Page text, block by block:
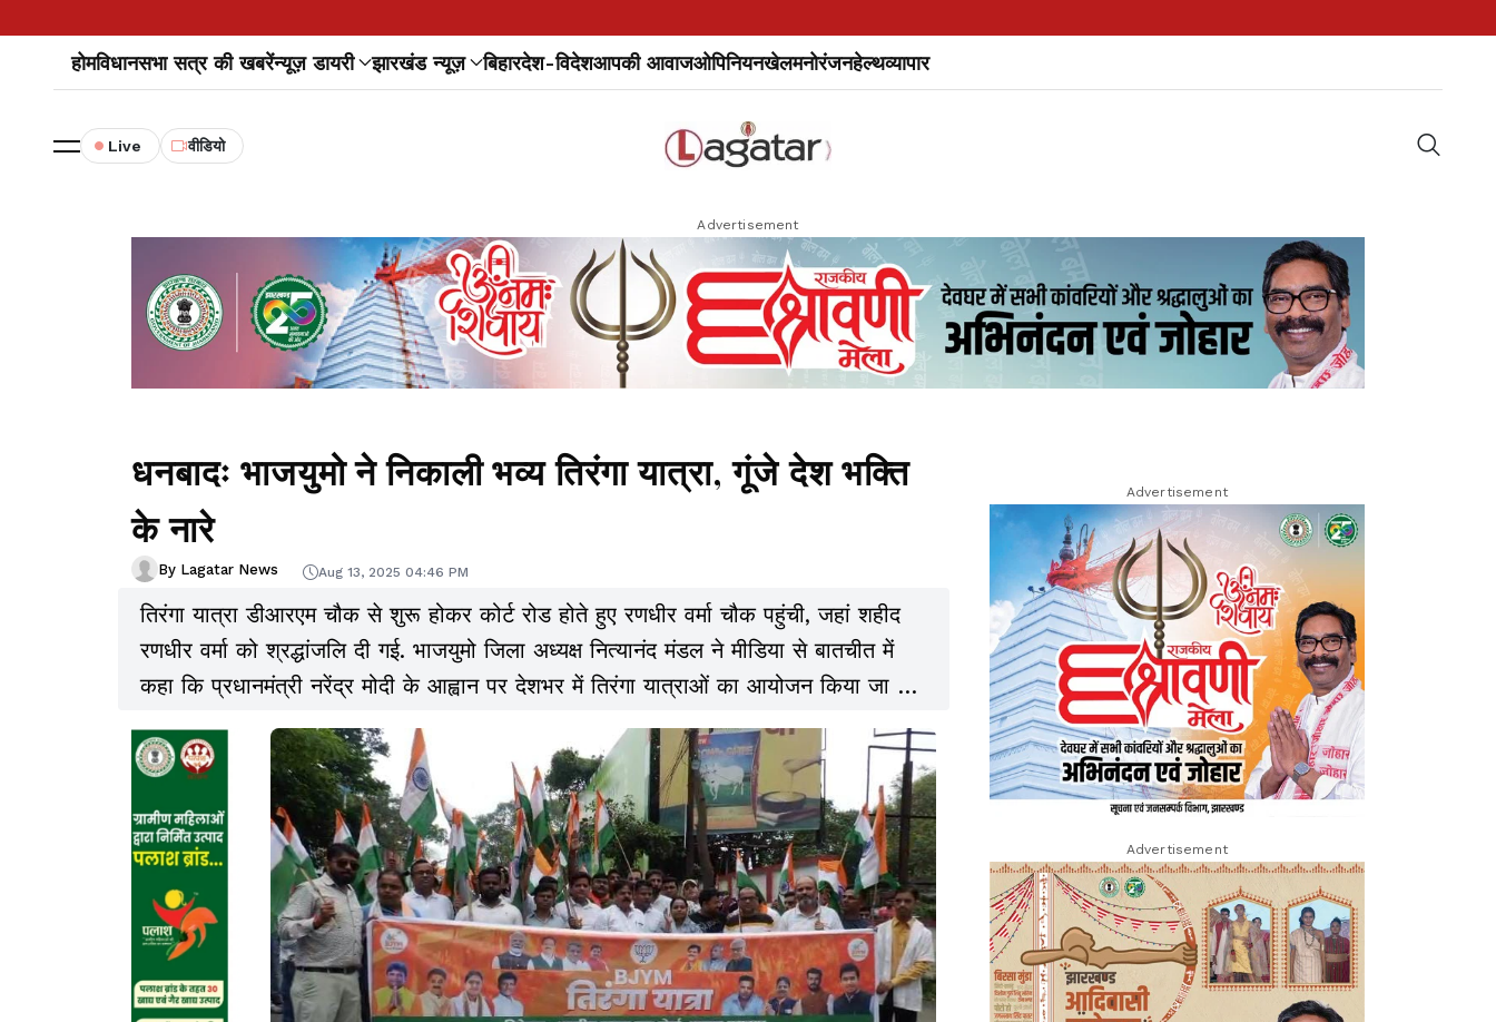
होमविधानसभा सत्र की खबरेंन्यूज़ डायरी झारखंड न्यूज़ बिहारदेश-विदेशआपकी आवाजओपिनियनखेलमनोरंजनहेल्थव्यापार
Live वीडियो
Advertisement
धनबादः भाजयुमो ने निकाली भव्य तिरंगा यात्रा, गूंजे देश भक्ति
के नारे
By Lagatar News Aug 13, 2025 04:46 PM
तिरंगा यात्रा डीआरएम चौक से शुरू होकर कोर्ट रोड होते हुए रणधीर वर्मा चौक पहुंची, जहां शहीद
रणधीर वर्मा को श्रद्धांजलि दी गई. भाजयुमो जिला अध्यक्ष नित्यानंद मंडल ने मीडिया से बातचीत में
कहा कि प्रधानमंत्री नरेंद्र मोदी के आह्वान पर देशभर में तिरंगा यात्राओं का आयोजन किया जा रहा
Advertisement
Advertisement